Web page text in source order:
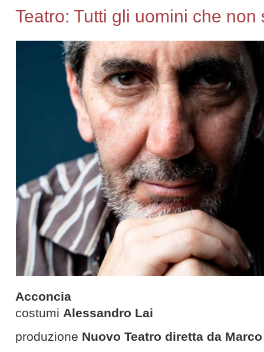
Teatro: Tutti gli uomini che non
Acconcia
costumi Alessandro Lai
produzione Nuovo Teatro diretta da